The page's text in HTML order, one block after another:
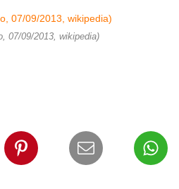
07/09/2013, wikipedia)